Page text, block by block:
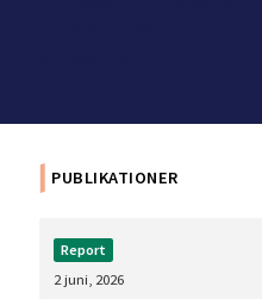
PUBLIKATIONER
Report
2 juni, 2026